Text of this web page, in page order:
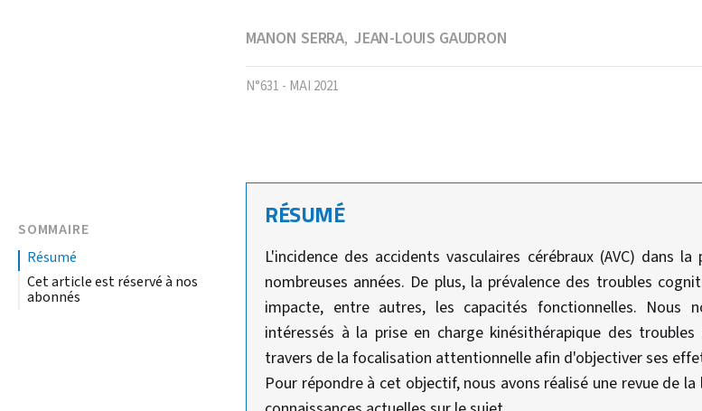
MANON SERRA, JEAN-LOUIS GAUDRON
N°631 - MAI 2021
SOMMAIRE
résumé
Cet article est réservé à nos
abonnés
RÉSUMÉ
L'incidence des accidents vasculaires cérébraux (AVC) dans
nombreuses années. De plus, la prévalence des troubles
impacte, entre autres, les capacités fonctionnelles. Nous
intéressés à la prise en charge kinésithérapique des
travers de la focalisation attentionnelle afin d'objectiver ses
Pour répondre à cet objectif, nous avons réalisé une revue de